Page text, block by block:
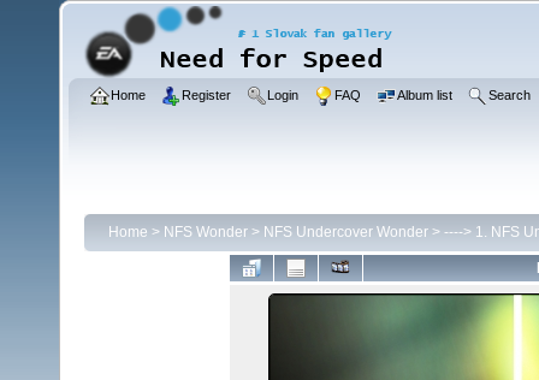
Home Register Login FAQ Album list Search
Home > NFS Wonder > NFS Undercover Wonder > ----> 1. NFS